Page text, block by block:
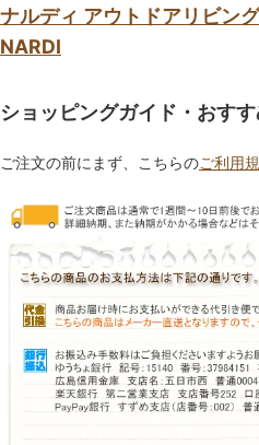
ナルディ アウトドアリビン
NARDI
ショッピングガイド・おす
ご注文の前にまず、こちらのご利用